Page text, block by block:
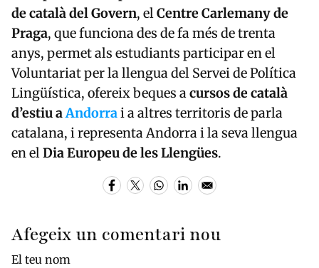
de català del Govern, elCentre Carlemany de
Praga, que funciona des de fa més de trenta
anys, permet als estudiants participar en el
Voluntariat per la llengua del Servei de Política
Lingüística, ofereix beques acursos de català
d’estiu aAndorrai a altres territoris de parla
catalana, i representa Andorra i la seva llengua
en elDia Europeu de les Llengües.
Afegeix un comentari nou
El teu nom